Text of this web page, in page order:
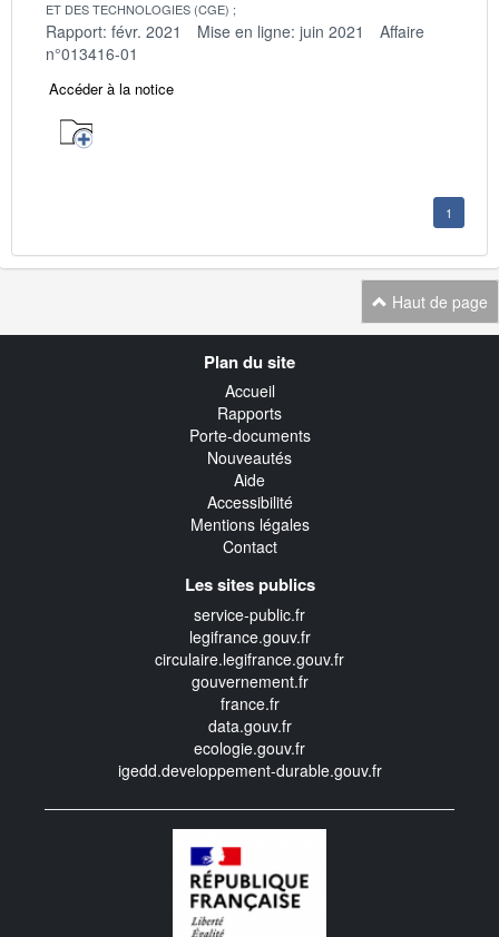
ET DES TECHNOLOGIES (CGE)
Rapport: févr. 2021 Mise en ligne: juin 2021
Affaire
n°013416-01
Accéder à la notice
1
Haut de page
Plan du site
Accueil
Rapports
Porte-documents
Nouveautés
Aide
Accessibilité
Mentions légales
Contact
Les sites publics
service-public.fr
legifrance.gouv.fr
circulaire.legifrance.gouv.fr
gouvernement.fr
france.fr
data.gouv.fr
ecologie.gouv.fr
igedd.developpement-durable.gouv.fr